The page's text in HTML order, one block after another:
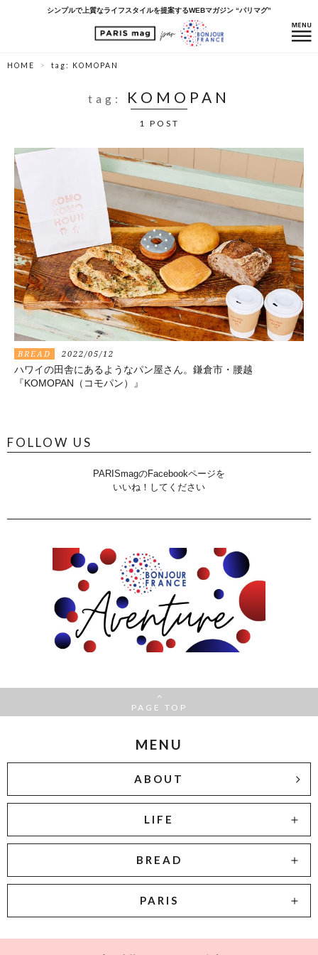
シンプルで上質なライフスタイルを提案するWEBマガジン “パリマグ”
HOME tag: KOMOPAN
tag: KOMOPAN
1 POST
BREAD 2022/05/12
ハワイの田舎にあるようなパン屋さん。鎌倉市・腰越
『KOMOPAN（コモパン）』
FOLLOW US
PARISmagのFacebookページを
いいね！してください
PAGE TOP
MENU
ABOUT
LIFE
BREAD
PARIS